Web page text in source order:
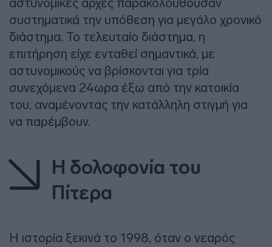
αστυνομικές αρχές παρακολουθούσαν
συστηματικά την υπόθεση για μεγάλο χρονικό
διάστημα. Το τελευταίο διάστημα, η
επιτήρηση είχε ενταθεί σημαντικά, με
αστυνομικούς να βρίσκονται για τρία
συνεχόμενα 24ωρα έξω από την κατοικία
του, αναμένοντας την κατάλληλη στιγμή για
να παρέμβουν.
Η δολοφονία του
Πίτερα
Η ιστορία ξεκινά το 1998, όταν ο νεαρός